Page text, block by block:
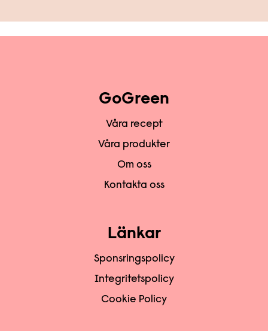
GoGreen
Våra recept
Våra produkter
Om oss
Kontakta oss
Länkar
Sponsringspolicy
Integritetspolicy
Cookie Policy